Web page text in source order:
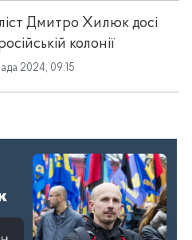
Дмитро Хилюк досі
колонії
2024, 09:15